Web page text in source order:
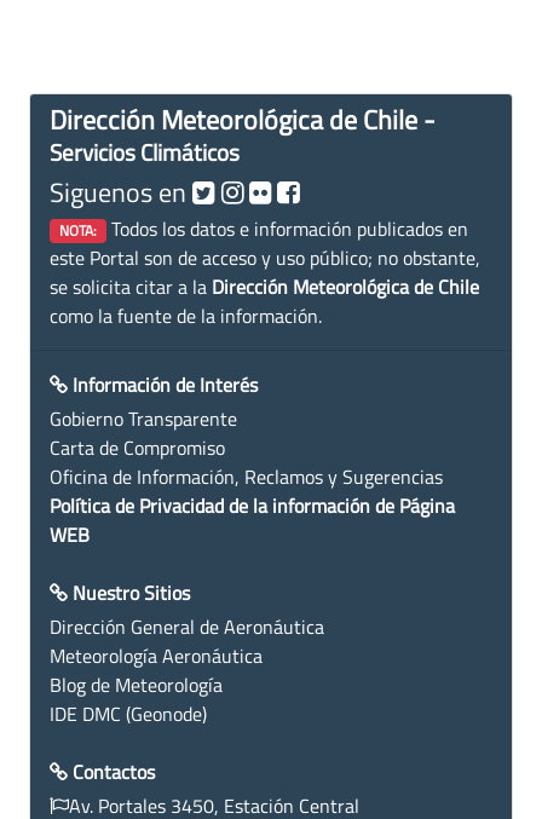
Dirección Meteorológica de Chile -
Servicios Climáticos
Siguenos en
NOTA: Todos los datos e información publicados en
este Portal son de acceso y uso público; no obstante,
se solicita citar a la Dirección Meteorológica de Chile
como la fuente de la información.
Información de Interés
Gobierno Transparente
Carta de Compromiso
Oficina de Información, Reclamos y Sugerencias
Política de Privacidad de la información de Página
WEB
Nuestro Sitios
Dirección General de Aeronáutica
Meteorología Aeronáutica
Blog de Meteorología
IDE DMC (Geonode)
Contactos
Av. Portales 3450, Estación Central